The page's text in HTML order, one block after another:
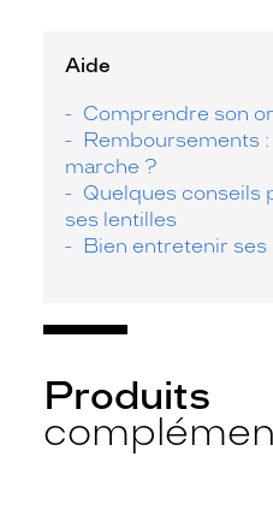
Aide
Comprendre son
Remboursements
marche ?
Quelques conseils
ses lentilles
Bien entretenir ses
Produits